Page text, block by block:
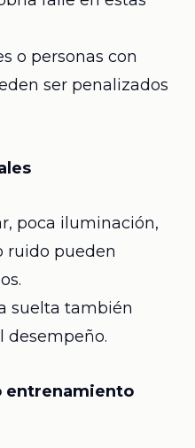
o personas con
ser penalizados
poca iluminación,
ruido pueden
suelta también
desempeño.
entrenamiento